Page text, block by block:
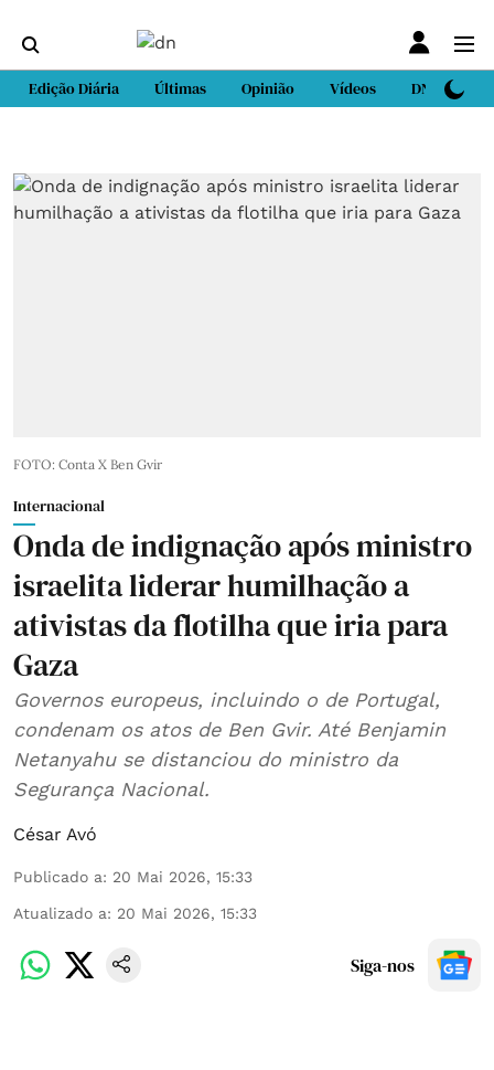
Edição Diária Últimas Opinião Vídeos DN Sport
FOTO: Conta X Ben Gvir
Internacional
Onda de indignação após ministro
israelita liderar humilhação a
ativistas da flotilha que iria para
Gaza
Governos europeus, incluindo o de Portugal,
condenam os atos de Ben Gvir. Até Benjamin
Netanyahu se distanciou do ministro da
Segurança Nacional.
César Avó
Publicado a: 20 Mai 2026, 15:33
Atualizado a: 20 Mai 2026, 15:33
Siga-nos